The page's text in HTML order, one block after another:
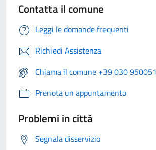
Contatta il comune
Leggi le domande frequenti
Richiedi Assistenza
Chiama il comune +39 030 950051
Prenota un appuntamento
Problemi in città
Segnala disservizio